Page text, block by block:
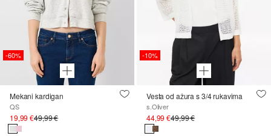
-60%
Mekani kardigan
QS
19,99 €49,99 €
-10%
Vesta od ažura s 3/4 rukavima
s.Oliver
44,99 €49,99 €